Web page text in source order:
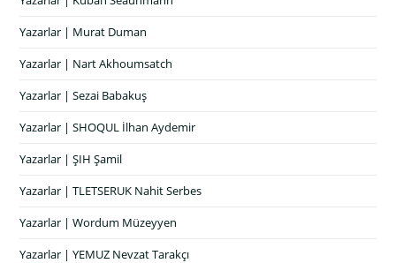
Yazarlar | Murat Duman
Yazarlar | Nart Akhoumsatch
Yazarlar | Sezai Babakuş
Yazarlar | SHOQUL İlhan Aydemir
Yazarlar | ŞIH Şamil
Yazarlar | TLETSERUK Nahit Serbes
Yazarlar | Wordum Müzeyyen
Yazarlar | YEMUZ Nevzat Tarakçı